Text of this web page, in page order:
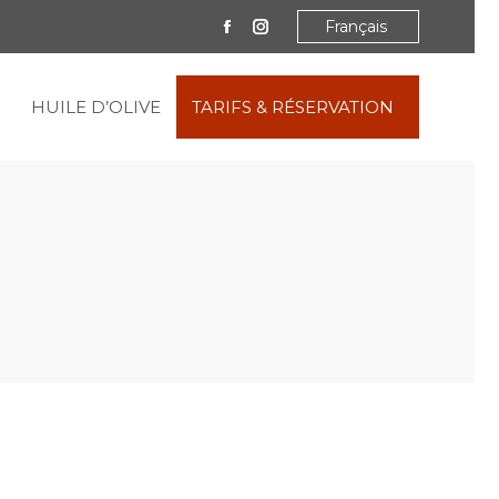
Facebook
Instagram
Français
HUILE D’OLIVE TARIFS & RÉSERVATION